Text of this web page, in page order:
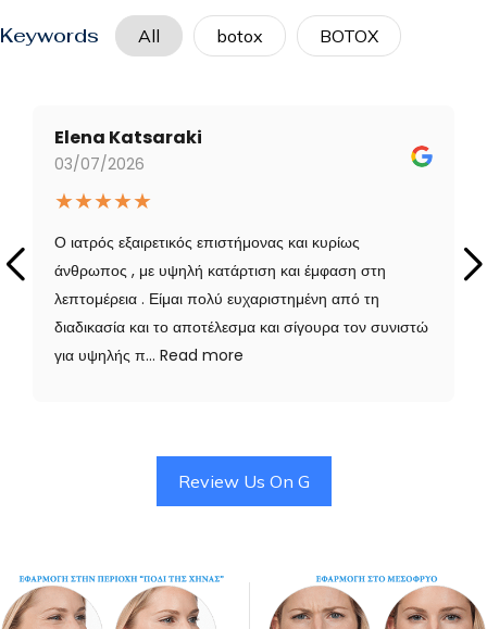
Keywords All botox BOTOX
Elena Katsaraki
03/07/2026
★★★★★
Ο ιατρός εξαιρετικός επιστήμονας και κυρίως
άνθρωπος , με υψηλή κατάρτιση και έμφαση στη
λεπτομέρεια . Είμαι πολύ ευχαριστημένη από τη
διαδικασία και το αποτέλεσμα και σίγουρα τον συνιστώ
για υψηλής π… Read more
Review Us On G